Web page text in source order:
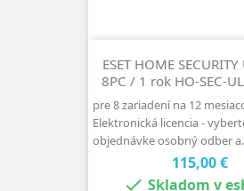
ESET HOME
8PC / 1 rok HO-SEC-
pre 8 zariadení na 12
Elektronická licencia -
objednávke osobný odber
Cena
115,00 €
 Skladom v